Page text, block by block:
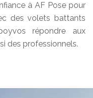
à AF Pose pour
des volets battants
répondre aux
des professionnels.